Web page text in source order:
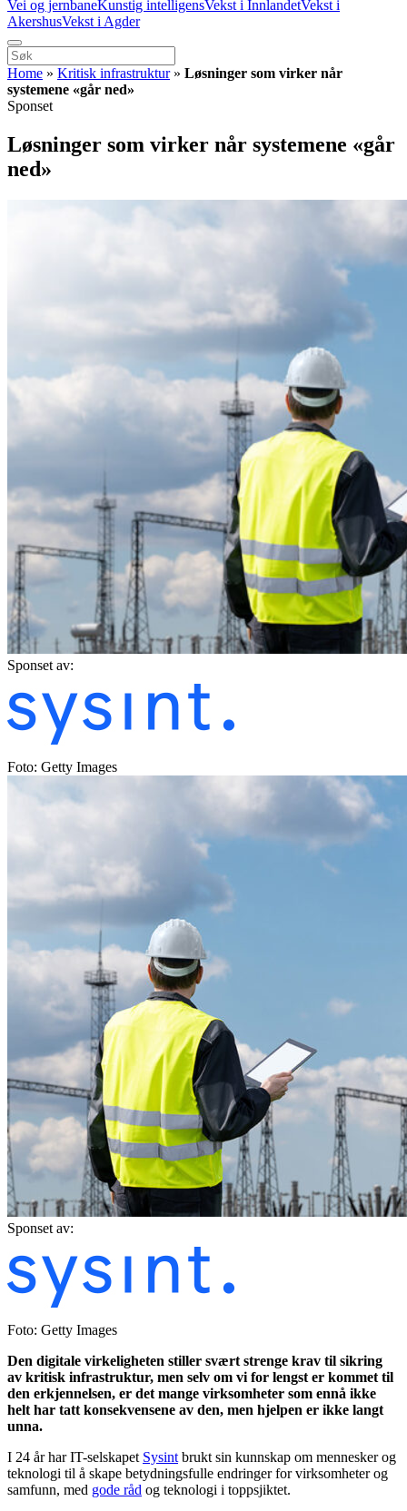
Vei og jernbaneKunstig intelligensVekst i InnlandetVekst i
AkershusVekst i Agder
Home » Kritisk infrastruktur» Løsninger som virker når
systemene «går ned»
Sponset
Løsninger som virker når systemene «går
ned»
Sponset av:
Foto: Getty Images
Sponset av:
Foto: Getty Images
Den digitale virkeligheten stiller svært strenge krav til sikring
av kritisk infrastruktur, men selv om vi for lengst er kommet til
den erkjennelsen, er det mange virksomheter som ennå ikke
helt har tatt konsekvensene av den, men hjelpen er ikke langt
unna.
I 24 år har IT-selskapet Sysint brukt sin kunnskap om mennesker og
teknologi til å skape betydningsfulle endringer for virksomheter og
samfunn, med gode råd og teknologi i toppsjiktet.